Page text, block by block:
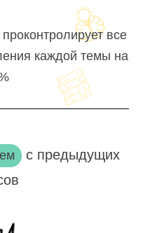
все
каждой темы на
с предыдущих